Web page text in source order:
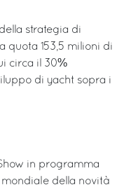
strategia di
quota 153,5 milioni di
circa il 30%
di yacht sopra i
in programma
della novità